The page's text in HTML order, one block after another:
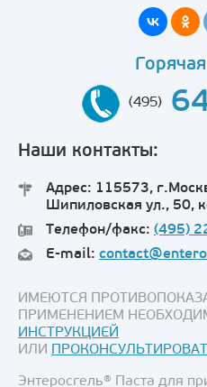
(495)
Наши контакты:
Адрес: 115573,
Шипиловская ул., 50,
Телефон/факс: (495)
E-mail:
ИМЕЮТСЯ
ПРИМЕНЕНИЕМ
ИНСТРУКЦИЕЙ
ИЛИ
Энтеросгель® Паста для